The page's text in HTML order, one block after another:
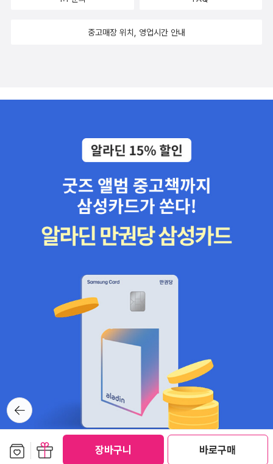
장바구니 바로구매
은 건 문이당에서 6권으로 나온한승원 중단편집인데 절판이라 이 책
하나 읽었으니, 나머지는찾아서 담아둔다.시집도 있고, 산문집도있는
데 하나도 안읽었으니기회되면 읽어봐야지~그 아버지에 그 딸이라
밋밋한 글에 갖가지 알록달록 물감을 곁들이기 위한 준비 과정들. 쭉
는 창조적인 새 세대를 위한 새로운 예술인문학을 요구하고 있습니
다. 특히 디지털 문화에서 전위의 역할을 하는 테크노 아트의 이론, 창
트 안에서 기술과 예술, 인문학은 하나가 되어야 합니다. 인문학이 콘
텐츠를 주면 아티스트가 이미지를 떠올리고, 기술자가 그것을 기술로
의 생산 패러다임이 될 것입니다. 그런 일을 할 새로운 종류의 인간을
식을 줄곧 가져 왔다. 거기에 바탕을 두고, 일회용 펼침으로 끝나지 않
으리라 판단되는 책이다. 오프라인 매장에서 꼼꼼하게 살펴볼 터이지
만, 아마 실망은 하지 않을 거라고 생각한다. 매번 책을 접하며, 나름
의 영상 만들기를 지속하고 있는데, 이 책과 함께 하는 동안, 떠올리는
행위에 2배& 3배 듬뿍듬뿍 재미를 끌어올 수 있겠지. :여행도서는 일
단 주목하고 본다. 대리만족이라고 할까, 국내를 벗어나지 못하는 현
재 상황에, 그것에나마 매달리고 싶다. 언젠가, 여건이 따라줄 때(돈
을 포함한 이런저런 걱정거리 훌훌 털고, 마음을 풀고, 여유를 가득 채
워놓았을 때), 훌쩍 떠날 계획이지만-(우선, 일본이랑 영국, 독일, 남
미를 염두에 두고 있음.) 훗날 풀어낼 이야기를 위해서라도, 하나하나
짚고 넘어갈 생각이기도 하고. 그 전에, [일어]나 [영어]를 제외한 다
른 언어를 기초부터 찬찬히 파고들어야 한다. 언어 실력이 중급 이상
뒤로가
기
중고매장 위치, 영업시간 안내